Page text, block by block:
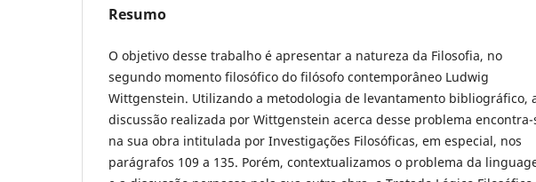
Resumo
O objetivo desse trabalho é apresentar a natureza da Filosofia, no
segundo momento filosófico do filósofo contemporâneo Ludwig
Wittgenstein. Utilizando a metodologia de levantamento bibliográfico,
discussão realizada por Wittgenstein acerca desse problema encontra-
na sua obra intitulada por Investigações Filosóficas, em especial, nos
parágrafos 109 a 135. Porém, contextualizamos o problema da